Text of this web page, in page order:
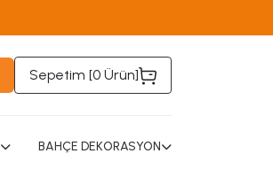
Sepetim [0 Ürün]
BAHÇE DEKORASYON